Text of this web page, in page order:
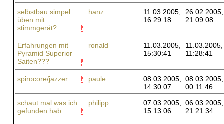
selbstbau simpel.
üben mit
stimmgerät?
hanz
11.03.2005,
16:29:18
26.02.2005,
21:09:08
Erfahrungen mit
Pyramid Superior
Saiten???
ronald
11.03.2005,
15:30:41
11.03.2005,
11:28:41
spirocore/jazzer paule
08.03.2005,
14:30:07
08.03.2005,
00:11:46
schaut mal was ich
gefunden hab..
philipp
07.03.2005,
15:13:06
06.03.2005,
21:21:34